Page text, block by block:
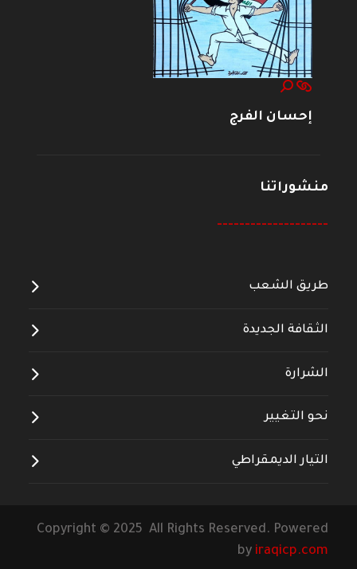
إحسان الفرج
منشوراتنا
--------------------
طريق الشعب
الثقافة الجديدة
الشرارة
نحو التغيير
التيار الديمقراطي
Copyright © 2025 All Rights Reserved. Powered
by iraqicp.com